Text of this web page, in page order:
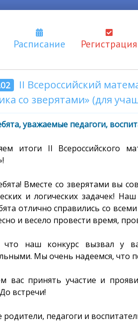
Расписание Регистрация
II Всероссийский
со зверятами» (для
уважаемые педагоги,
итоги II Всероссийского
Вместе со зверятами вы
и логических задачек!
отлично справились со
и весело провести время,
наш конкурс вызвал у
Мы очень надеемся, что
вас принять участие и
встречи!
педагоги и